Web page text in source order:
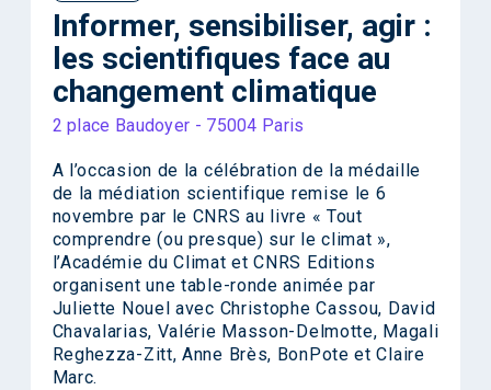
Informer, sensibiliser, agir :
les scientifiques face au
changement climatique
2 place Baudoyer - 75004 Paris
A l’occasion de la célébration de la médaille
de la médiation scientifique remise le 6
novembre par le CNRS au livre « Tout
comprendre (ou presque) sur le climat »,
l’Académie du Climat et CNRS Editions
organisent une table-ronde animée par
Juliette Nouel avec Christophe Cassou, David
Chavalarias, Valérie Masson-Delmotte, Magali
Reghezza-Zitt, Anne Brès, BonPote et Claire
Marc.